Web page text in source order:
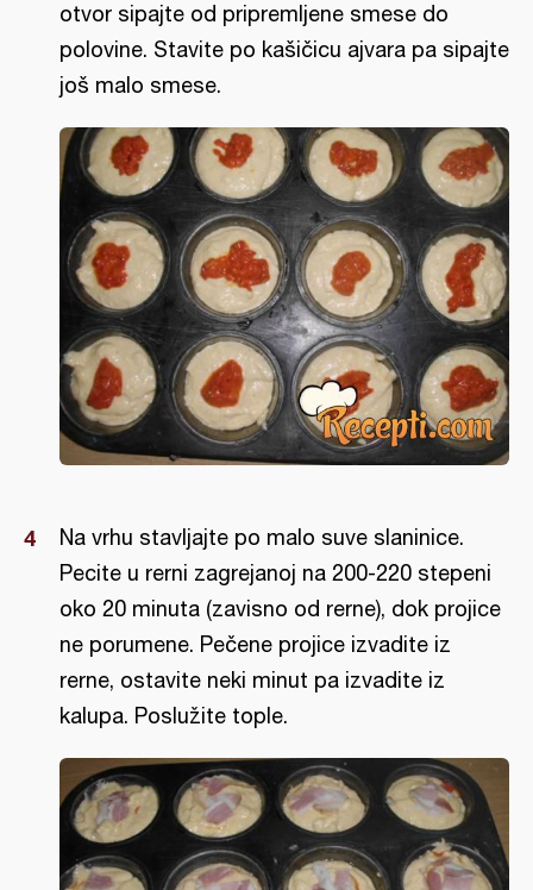
otvor sipajte od pripremljene smese do
polovine. Stavite po kašičicu ajvara pa sipajte
još malo smese.
Na vrhu stavljajte po malo suve slaninice.
Pecite u rerni zagrejanoj na 200-220 stepeni
oko 20 minuta (zavisno od rerne), dok projice
ne porumene. Pečene projice izvadite iz
rerne, ostavite neki minut pa izvadite iz
kalupa. Poslužite tople.